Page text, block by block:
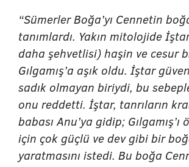
“Sümerler Boğa’yı Cennetin
tanımlardı. Yakın mitolojide
daha şehvetlisi) haşin ve cesur
Gılgamış’a aşık oldu. İştar
sadık olmayan biriydi, bu
onu reddetti. İştar, tanrıların
babası Anu’ya gidip;
için çok güçlü ve dev gibi bir
yaratmasını istedi. Bu boğa